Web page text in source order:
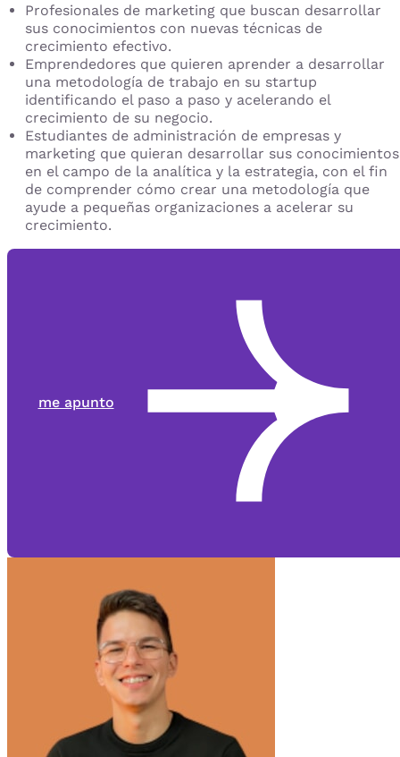
Profesionales de marketing que buscan desarrollar
sus conocimientos con nuevas técnicas de
crecimiento efectivo.
Emprendedores que quieren aprender a desarrollar
una metodología de trabajo en su startup
identificando el paso a paso y acelerando el
crecimiento de su negocio.
Estudiantes de administración de empresas y
marketing que quieran desarrollar sus conocimientos
en el campo de la analítica y la estrategia, con el fin
de comprender cómo crear una metodología que
ayude a pequeñas organizaciones a acelerar su
crecimiento.
me apunto